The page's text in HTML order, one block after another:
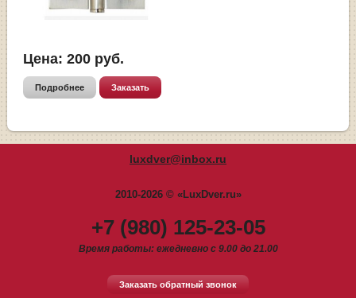
Цена:200 руб.
Подробнее Заказать
luxdver@inbox.ru
2010-2026 © «LuxDver.ru»
+7 (980) 125-23-05
Время работы: ежедневно с 9.00 до 21.00
Заказать обратный звонок